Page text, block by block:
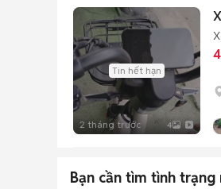
Tin hết hạn
2 tháng trước 4
Bạn cần tìm tình trạng